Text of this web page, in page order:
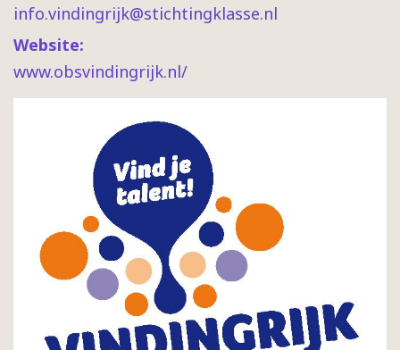
info.vindingrijk@stichtingklasse.nl
Website:
www.obsvindingrijk.nl/